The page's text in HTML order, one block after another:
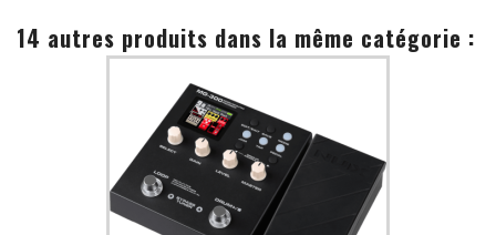
14 autres produits dans la même catégorie :